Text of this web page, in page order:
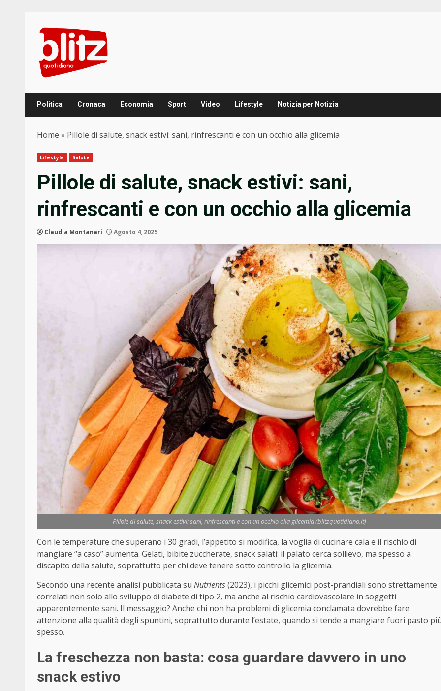
content
Politica Cronaca Economia Sport Video Lifestyle Notizia per Notizia
Home » Pillole di salute, snack estivi: sani, rinfrescanti e con un occhio alla glicemia
Lifestyle Salute
Pillole di salute, snack estivi: sani,
rinfrescanti e con un occhio alla glicemia
Claudia Montanari Agosto 4, 2025
Pillole di salute, snack estivi: sani, rinfrescanti e con un occhio alla glicemia (blitzquotidiano.it)
Con le temperature che superano i 30 gradi, l’appetito si modifica, la voglia di cucinare cala e il rischio di
mangiare “a caso” aumenta. Gelati, bibite zuccherate, snack salati: il palato cerca sollievo, ma spesso a
discapito della salute, soprattutto per chi deve tenere sotto controllo la glicemia.
Secondo una recente analisi pubblicata su Nutrients(2023), i picchi glicemici post-prandiali sono strettamente
correlati non solo allo sviluppo di diabete di tipo 2, ma anche al rischio cardiovascolare in soggetti
apparentemente sani. Il messaggio? Anche chi non ha problemi di glicemia conclamata dovrebbe fare
attenzione alla qualità degli spuntini, soprattutto durante l’estate, quando si tende a mangiare fuori pasto
spesso.
La freschezza non basta: cosa guardare davvero in uno
snack estivo